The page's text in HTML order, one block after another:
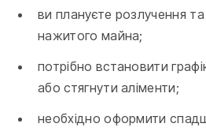
ви плануєте розлучення та
нажитого майна;
потрібно встановити
або стягнути аліменти;
необхідно оформити